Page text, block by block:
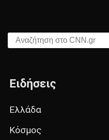
Αναζήτηση στο CNN.gr
Ειδήσεις
Ελλάδα
Κόσμος